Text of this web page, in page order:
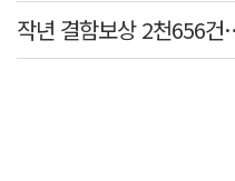
작년 결함보상 2천656